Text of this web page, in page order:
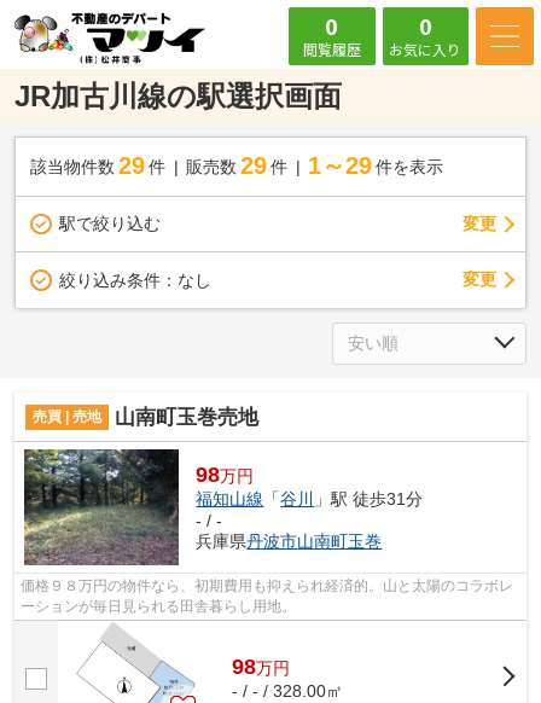
0
閲覧履歴
0
お気に入り
JR加古川線の駅選択画面
該当物件数 29件 販売数 29 件 1～29 件を表示
駅で絞り込む 変更
絞り込み条件： なし 変更
売買 | 売地 山南町玉巻売地
98万円
福知山線 「谷川
」駅 徒歩31分
- / -
兵庫県丹波市山南町玉巻
価格９８万円の物件なら、初期費用も抑えられ経済的。山と太陽のコラボレ
ーションが毎日見られる田舎暮らし用地。
98万円
- / - / 328.00㎡